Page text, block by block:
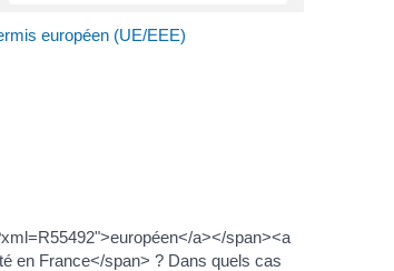
européen (UE/EEE)
a></span><a
en France</span> ? Dans quels cas